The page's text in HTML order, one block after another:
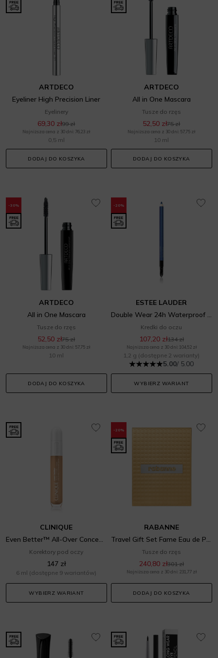
ARTDECO
Eyeliner High Precision Liner
Eyelinery
69,30 zł99 zł
Najniższa cena z 30 dni: 76,23 zł
0,5 ml
DODAJ DO KOSZYKA
ARTDECO
All in One Mascara
Tusze do rzęs
52,50 zł75 zł
Najniższa cena z 30 dni: 57,75 zł
10 ml
DODAJ DO KOSZYKA
-30%
ARTDECO
All in One Mascara
Tusze do rzęs
52,50 zł75 zł
Najniższa cena z 30 dni: 57,75 zł
10 ml
DODAJ DO KOSZYKA
-20%
ESTEE LAUDER
Double Wear 24h Waterproof Gel Eye Pencil
Kredki do oczu
107,20 zł134 zł
Najniższa cena z 30 dni: 104,52 zł
1,2 g (dostępne 2 warianty)
5.00/ 5.00
WYBIERZ WARIANT
CLINIQUE
Even Better™ All-Over Concealer + Eraser
Korektory pod oczy
147 zł
6 ml (dostępne 9 wariantów)
WYBIERZ WARIANT
-20%
RABANNE
Travel Gift Set Fame Eau de Parfum & Eyephoria Famous Mascara
Tusze do rzęs
240,80 zł301 zł
Najniższa cena z 30 dni: 231,77 zł
DODAJ DO KOSZYKA